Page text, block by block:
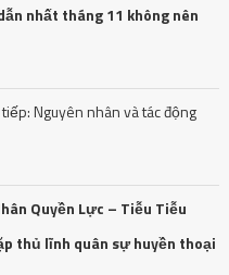
nhất tháng 11 không nên
Nguyên nhân và tác động
Quyền Lực – Tiễu Tiễu
thủ lĩnh quân sự huyền thoại